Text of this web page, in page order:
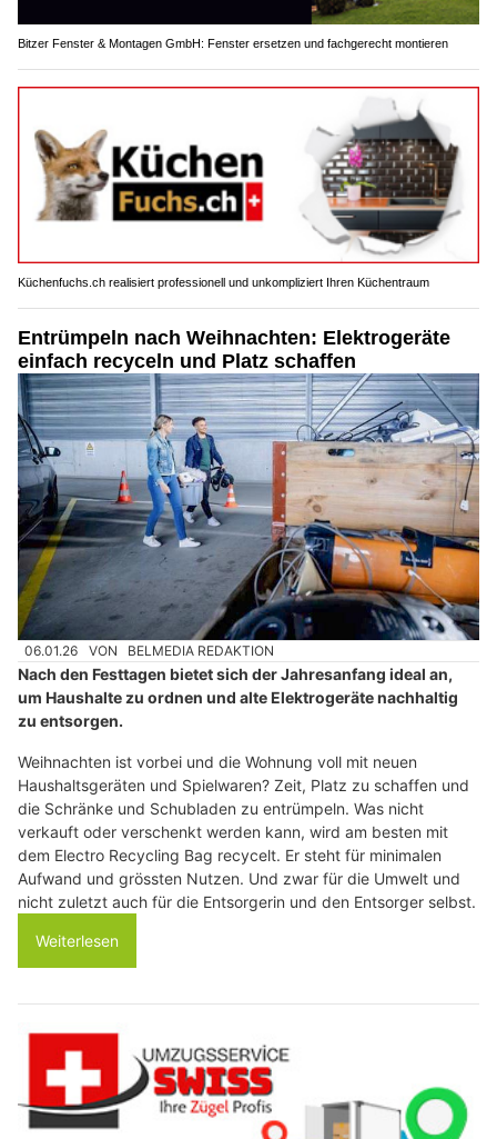
Bitzer Fenster & Montagen GmbH: Fenster ersetzen und fachgerecht montieren
Küchenfuchs.ch realisiert professionell und unkompliziert Ihren Küchentraum
Entrümpeln nach Weihnachten: Elektrogeräte
einfach recyceln und Platz schaffen
06.01.26 VON BELMEDIA REDAKTION
Nach den Festtagen bietet sich der Jahresanfang ideal an,
um Haushalte zu ordnen und alte Elektrogeräte nachhaltig
zu entsorgen.
Weihnachten ist vorbei und die Wohnung voll mit neuen
Haushaltsgeräten und Spielwaren? Zeit, Platz zu schaffen und
die Schränke und Schubladen zu entrümpeln. Was nicht
verkauft oder verschenkt werden kann, wird am besten mit
dem Electro Recycling Bag recycelt. Er steht für minimalen
Aufwand und grössten Nutzen. Und zwar für die Umwelt und
nicht zuletzt auch für die Entsorgerin und den Entsorger selbst.
Weiterlesen